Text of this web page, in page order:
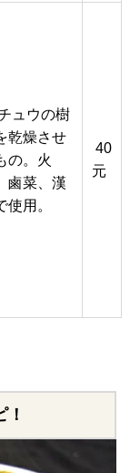
ュウの樹
乾燥させ
の。火
鹵菜、漢
使用。
40
元